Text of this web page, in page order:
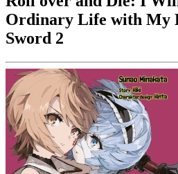
Ordinary Life with My
Sword 2